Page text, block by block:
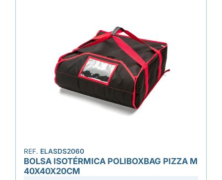
REF. ELASDS2060
BOLSA ISOTÉRMICA POLIBOXBAG PIZZA M
40X40X20CM